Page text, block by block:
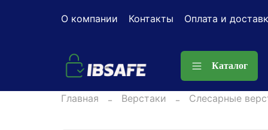
О компании Контакты Оплата и
Каталог
Главная Верстаки Слесарные